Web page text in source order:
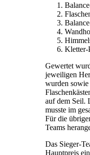
Kletter-
Gewertet
jeweiligen
wurden sowie
auf dem Seil.
musste im
Für die
Teams
Das Sieger-
Hauptpreis